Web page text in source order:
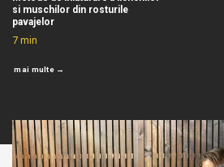
si muschilor din rosturile
pavajelor
7min
mai multe →